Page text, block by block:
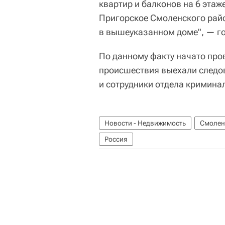
квартир и балконов на 6
Пригорское Смоленского
в вышеуказанном доме", —
По данному факту начато
происшествия выехали
и сотрудники отдела
Новости - Недвижимость
Россия